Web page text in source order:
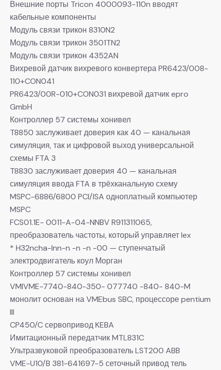
Внешние порты Tricon 4000093-110n вводят
кабельные компоненты
Модуль связи трикон 8310N2
Модуль связи трикон 3501TN2
Модуль связи трикон 4352AN
Вихревой датчик вихревого конвертера PR6423/008-
110+CON041
PR6423/00R-010+CON031 вихревой датчик epro
GmbH
Контроллер 57 системы хонивел
T8850 заслуживает доверия как 40 — канальная
симуляция, так и цифровой выход универсальной
схемы FTA 3
T8830 заслуживает доверия 40 — канальная
симуляция ввода FTA в трёхканальную схему
MSPC-6886/6800 PCI/ISA одноплатный компьютер
MSPC
FCS01.1E- 0011-A-04-NNBV R911311065,
преобразователь частоты, который управляет lex
* H32ncha-lnn-n -n -n -00 — ступенчатый
электродвигатель коул Морган
Контроллер 57 системы хонивел
VMIVME-7740-840-350- 077740 -840- 840-M
монолит основан на VMEbus SBC, процессоре pentium
III
CP450/C сервопривод KEBA
Имитационный передатчик MTL831C
Ультразвуковой преобразователь LST200 ABB
VME-U10/B 381-641697-5 сеточный привод тель